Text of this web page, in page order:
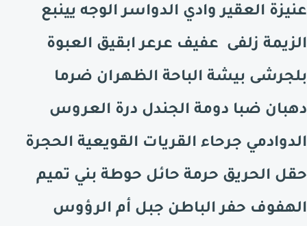
عنيزة العقير وادي الدواسر الوجه يينبع
الزيمة زلفى عفيف عرعر ابقيق العبوة
بلجرشى بيشة الباحة الظهران ضرما
دهبان ضبا دومة الجندل درة العروس
الدوادمي جرحاء القريات القويعية الحجرة
حقل الحريق حرمة حائل حوطة بني تميم
الهفوف حفر الباطن جبل أم الرؤوس